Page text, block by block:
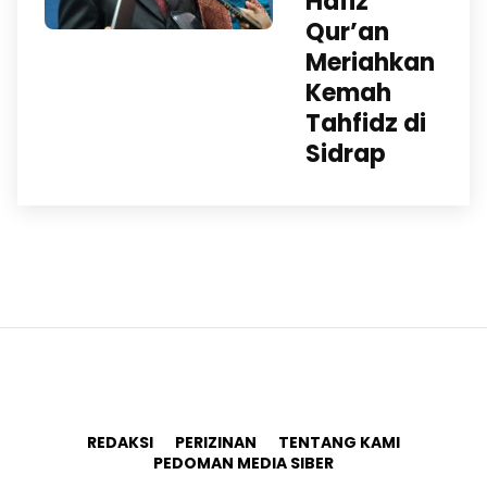
Qur’an
Meriahkan
Kemah
Tahfidz di
Sidrap
REDAKSI PERIZINAN
TENTANG KAMI
PEDOMAN MEDIA SIBER